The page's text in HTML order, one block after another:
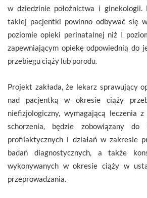
w dziedzinie położnictwa i ginekologii.
takiej pacjentki powinno odbywać się
poziomie opieki perinatalnej niż I
zapewniającym opiekę odpowiednią do
przebiegu ciąży lub porodu.
Projekt zakłada, że lekarz sprawujący
nad pacjentką w okresie ciąży
niefizjologiczny, wymagającą leczenia
schorzenia, będzie zobowiązany do
profilaktycznych i działań w zakresie
badań diagnostycznych, a także
wykonywanych w okresie ciąży w
przeprowadzania.